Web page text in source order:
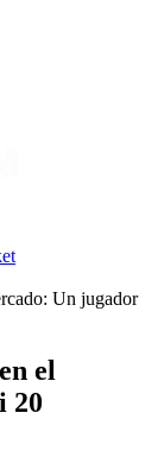
Un jugador
el
20